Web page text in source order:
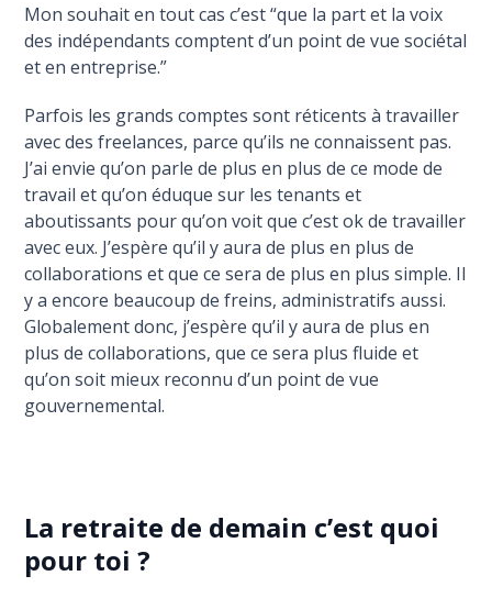
Mon souhait en tout cas c’est “que la part et la voix
des indépendants comptent d’un point de vue sociétal
et en entreprise.”
Parfois les grands comptes sont réticents à travailler
avec des freelances, parce qu’ils ne connaissent pas.
J’ai envie qu’on parle de plus en plus de ce mode de
travail et qu’on éduque sur les tenants et
aboutissants pour qu’on voit que c’est ok de travailler
avec eux. J’espère qu’il y aura de plus en plus de
collaborations et que ce sera de plus en plus simple. Il
y a encore beaucoup de freins, administratifs aussi.
Globalement donc, j’espère qu’il y aura de plus en
plus de collaborations, que ce sera plus fluide et
qu’on soit mieux reconnu d’un point de vue
gouvernemental.
La retraite de demain c’est quoi
pour toi ?